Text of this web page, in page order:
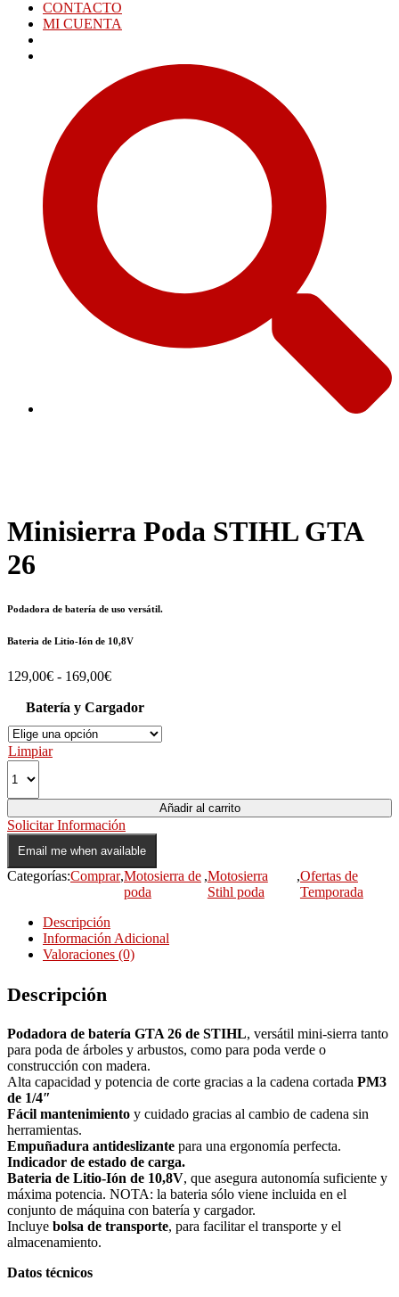
CONTACTO
MI CUENTA
Minisierra Poda STIHL GTA
26
Podadora de batería de uso versátil.
Bateria de Litio-Ión de 10,8V
129,00€ - 169,00€Rango
precios:
desde
129,00€
Batería y Cargador
Limpiar
Añadir al carrito
Solicitar Información
Email me when available
Categorías:Comprar,Motosierra de
poda
,Motosierra
Stihl poda
,Ofertas de
Temporada
Descripción
Información Adicional
Valoraciones (0)
Descripción
Podadora de batería GTA 26 de STIHL, versátil mini-sierra tanto
para poda de árboles y arbustos, como para poda verde o
construcción con madera.
Alta capacidad y potencia de corte gracias a la cadena cortada PM3
de 1/4″
Fácil mantenimiento y cuidado gracias al cambio de cadena sin
herramientas.
Empuñadura antideslizante para una ergonomía perfecta.
Indicador de estado de carga.
Bateria de Litio-Ión de 10,8V, que asegura autonomía suficiente y
máxima potencia. NOTA: la bateria sólo viene incluida en el
conjunto de máquina con batería y cargador.
Incluye bolsa de transporte, para facilitar el transporte y el
almacenamiento.
Datos técnicos